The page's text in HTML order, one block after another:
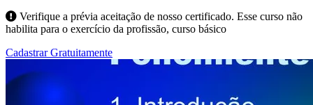
Verifique a prévia aceitação de nosso certificado. Esse curso não
habilita para o exercício da profissão, curso básico
Cadastrar Gratuitamente